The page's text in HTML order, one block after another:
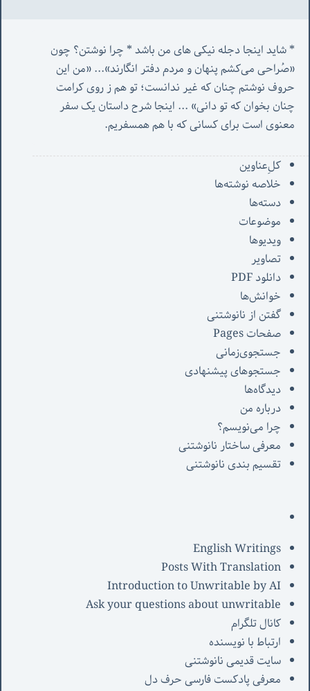
«صُراحی می‌کشم پنهان‌ و مردم‌ دفتر انگارند»... «
چنان بخوان که تو دانی» ...
معنوی است برای کسانی که با هم همسفریم.
کل‌ِعناوین
خلاصه نوشته‌ها
دسته‌ها
موضوعات
ویدیوها
تصاویر
دانلود PDF
خوانش‌ها
گفتن از نانوشتنی
صفحات Pages
جستجوی‌زمانی
جستجوهای پیشنهادی
دیدگاه‌ها
درباره من
چرا می‌نویسم؟
معرفی‌ ساختار نانوشتنی
تقسیم بندی نانوشتنی
English Writings
Posts With Translation
Introduction to Unwritable by AI
Ask your questions about unwritable
کانال تلگرام
ارتباط با نویسنده
سایت قدیمی نانوشتنی
معرفی پادکست فارسی حرف دل